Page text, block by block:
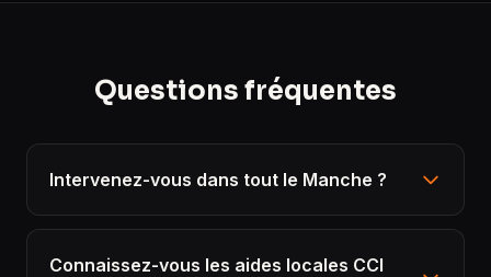
Questions fréquentes
Intervenez-vous dans tout le Manche ?
Connaissez-vous les aides locales CCI